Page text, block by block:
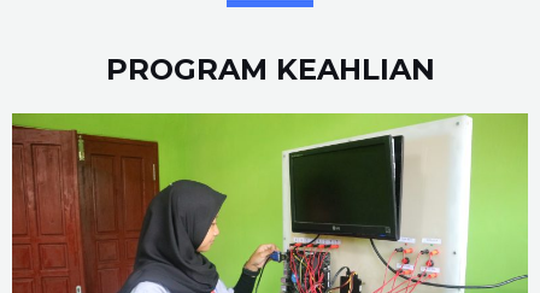
PROGRAM KEAHLIAN